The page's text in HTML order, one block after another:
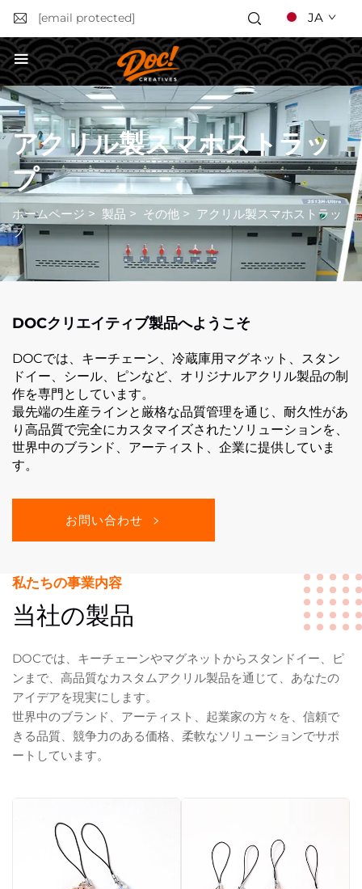
[email protected] JA
お見積もりを依頼する
アクリル製スマホストラッ
プ
ホームページ > 製品 > その他 > アクリル製スマホストラッ
プ
DOCクリエイティブ製品へようこそ
DOCでは、キーチェーン、冷蔵庫用マグネット、スタン
ドイー、シール、ピンなど、オリジナルアクリル製品の制
作を専門としています。
最先端の生産ラインと厳格な品質管理を通じ、耐久性があ
り高品質で完全にカスタマイズされたソリューションを、
世界中のブランド、アーティスト、企業に提供していま
す。
お問い合わせ
私たちの事業内容
当社の製品
DOCでは、キーチェーンやマグネットからスタンドイー、ピ
ンまで、高品質なカスタムアクリル製品を通じて、あなたの
アイデアを現実にします。
世界中のブランド、アーティスト、起業家の方々を、信頼で
きる品質、競争力のある価格、柔軟なソリューションでサポ
ートしています。